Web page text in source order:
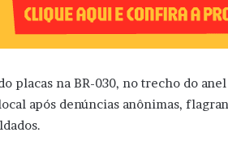
placas na BR-030, no trecho do
após denúncias anônimas,